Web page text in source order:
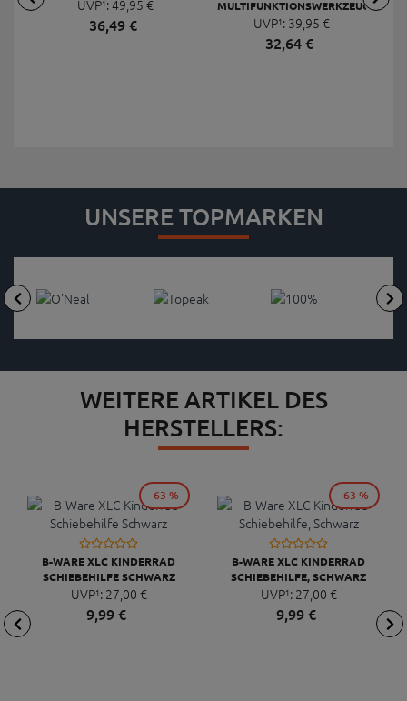
UVP¹:49,95 €
36,49€
MULTIFUNKTIONSWERKZEUG
MINI 20 PRO
UVP¹: 39,95 €
32,64€
UNSERE TOPMARKEN
WEITERE ARTIKEL DES
HERSTELLERS:
B-WARE XLC KINDERRAD
SCHIEBEHILFE SCHWARZ
UVP¹: 27,00 €
9,99€
-63 %
B-WARE XLC KINDERRAD
SCHIEBEHILFE, SCHWARZ
UVP¹: 27,00 €
9,99€
-63 %